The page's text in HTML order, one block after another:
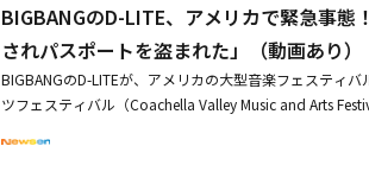
たキム・ジョングクがいびきの音で眠れないことを懸念
に「20年後、君は何歳になる？」と尋ねた。D-LITEは
たらいいなと思う。もともと自分がただ幼かった頃は、
いた」と打ち明けた。満50歳のキム・ジョングクも「自
いたよ」 と共感した。D-LITEは「最近は働ける年齢も伸
すごく元気だ。社会的にピークの時ではないか。最も力
BIGBANGのD-LITE、アメリカで緊急事態
されパスポートを盗まれた」（動画あり）
BIGBANGのD-LITEが、アメリカの大型音楽フェスティ
ツフェスティバル（Coachella Valley Music and Arts
と少女時代の組み合わせは初めてでしょう？」という